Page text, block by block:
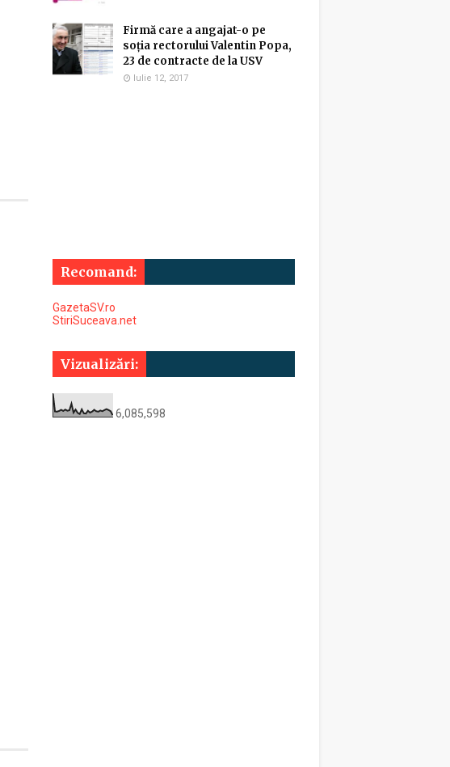
Firmă care a angajat-o pe
soția rectorului Valentin Popa,
23 de contracte de la USV
Iulie 12, 2017
Recomand:
GazetaSV.ro
StiriSuceava.net
Vizualizări:
6,085,598